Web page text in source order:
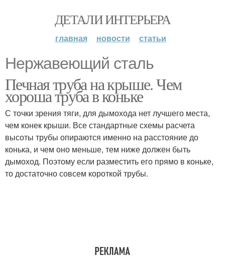
ДЕТАЛИ ИНТЕРЬЕРА
главная новости статьи
Нержавеющий сталь
Печная труба на крыше. Чем
хороша труба в коньке
С точки зрения тяги, для дымохода нет лучшего места,
чем конек крыши. Все стандартные схемы расчета
высоты трубы опираются именно на расстояние до
конька, и чем оно меньше, тем ниже должен быть
дымоход. Поэтому если разместить его прямо в коньке,
то достаточно совсем короткой трубы.